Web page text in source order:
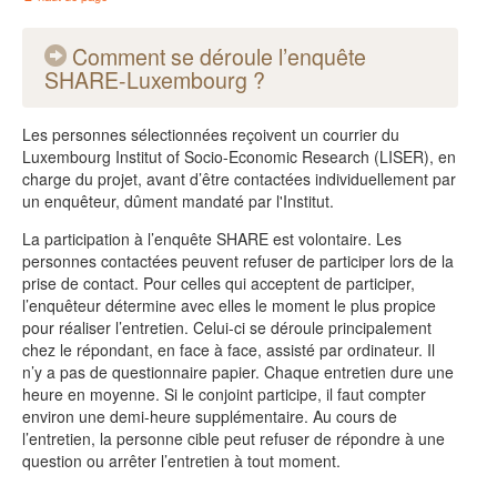
Comment se déroule l’enquête
SHARE-Luxembourg ?
Les personnes sélectionnées reçoivent un courrier du
Luxembourg Institut of Socio-Economic Research (LISER), en
charge du projet, avant d’être contactées individuellement par
un enquêteur, dûment mandaté par l'Institut.
La participation à l’enquête SHARE est volontaire. Les
personnes contactées peuvent refuser de participer lors de la
prise de contact. Pour celles qui acceptent de participer,
l’enquêteur détermine avec elles le moment le plus propice
pour réaliser l’entretien. Celui-ci se déroule principalement
chez le répondant, en face à face, assisté par ordinateur. Il
n’y a pas de questionnaire papier. Chaque entretien dure une
heure en moyenne. Si le conjoint participe, il faut compter
environ une demi-heure supplémentaire. Au cours de
l’entretien, la personne cible peut refuser de répondre à une
question ou arrêter l’entretien à tout moment.